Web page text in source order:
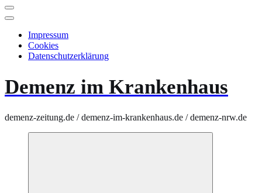
Impressum
Cookies
Datenschutzerklärung
Demenz im Krankenhaus
demenz-zeitung.de / demenz-im-krankenhaus.de / demenz-nrw.de